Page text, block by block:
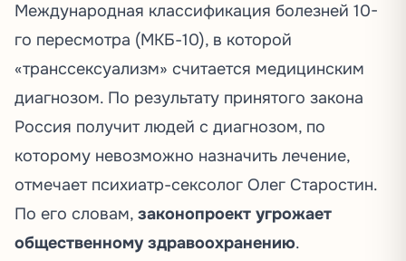
Международная классификация болезней 10-
го пересмотра (МКБ-10), в которой
«транссексуализм» считается медицинским
диагнозом. По результату принятого закона
Россия получит людей с диагнозом, по
которому невозможно назначить лечение,
отмечаетпсихиатр-сексолог Олег Старостин.
По его словам, законопроект угрожает
общественному здравоохранению.